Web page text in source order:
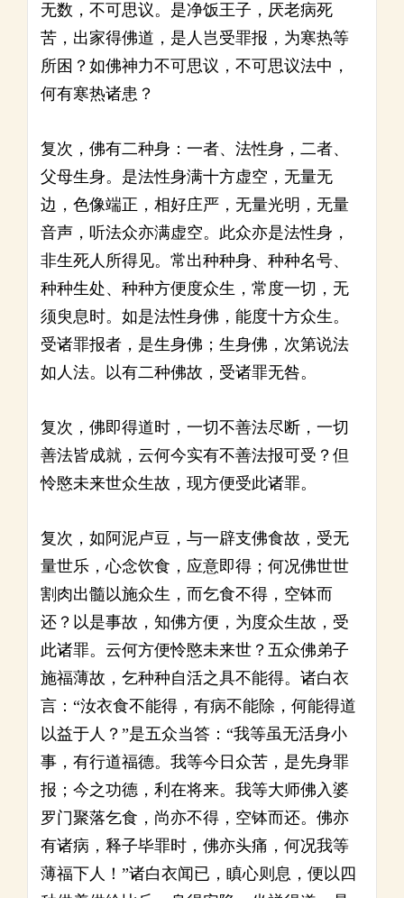
无数，不可思议。是净饭王子，厌老病死
苦，出家得佛道，是人岂受罪报，为寒热等
所困？如佛神力不可思议，不可思议法中，
何有寒热诸患？
复次，佛有二种身：一者、法性身，二者、
父母生身。是法性身满十方虚空，无量无
边，色像端正，相好庄严，无量光明，无量
音声，听法众亦满虚空。此众亦是法性身，
非生死人所得见。常出种种身、种种名号、
种种生处、种种方便度众生，常度一切，无
须臾息时。如是法性身佛，能度十方众生。
受诸罪报者，是生身佛；生身佛，次第说法
如人法。以有二种佛故，受诸罪无咎。
复次，佛即得道时，一切不善法尽断，一切
善法皆成就，云何今实有不善法报可受？但
怜愍未来世众生故，现方便受此诸罪。
复次，如阿泥卢豆，与一辟支佛食故，受无
量世乐，心念饮食，应意即得；何况佛世世
割肉出髓以施众生，而乞食不得，空钵而
还？以是事故，知佛方便，为度众生故，受
此诸罪。云何方便怜愍未来世？五众佛弟子
施福薄故，乞种种自活之具不能得。诸白衣
言：“汝衣食不能得，有病不能除，何能得道
以益于人？”是五众当答：“我等虽无活身小
事，有行道福德。我等今日众苦，是先身罪
报；今之功德，利在将来。我等大师佛入婆
罗门聚落乞食，尚亦不得，空钵而还。佛亦
有诸病，释子毕罪时，佛亦头痛，何况我等
薄福下人！”诸白衣闻已，瞋心则息，便以四